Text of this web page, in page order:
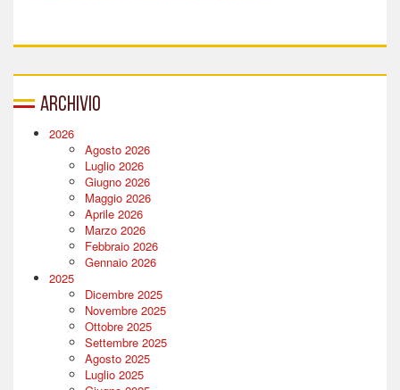
Archivio
2026
Agosto 2026
Luglio 2026
Giugno 2026
Maggio 2026
Aprile 2026
Marzo 2026
Febbraio 2026
Gennaio 2026
2025
Dicembre 2025
Novembre 2025
Ottobre 2025
Settembre 2025
Agosto 2025
Luglio 2025